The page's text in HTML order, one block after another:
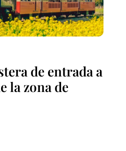
de entrada a
la zona de